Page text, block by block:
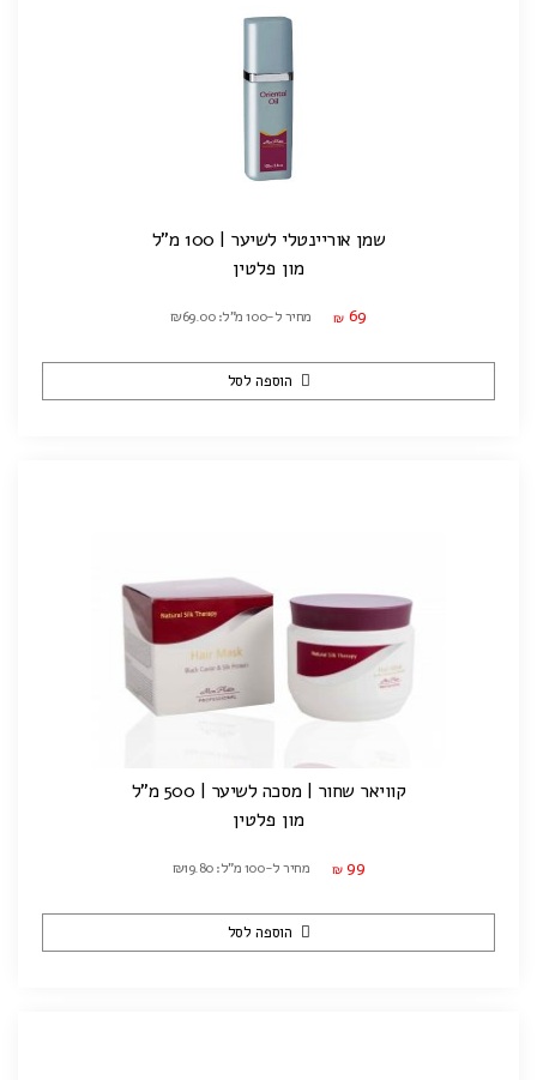
שמן אוריינטלי לשיער | 100 מ"ל
מון פלטין
₪ 69 מחיר ל-100 מ"ל: ₪69.00
הוספה לסל
קוויאר שחור | מסכה לשיער | 500 מ"ל
מון פלטין
₪ 99 מחיר ל-100 מ"ל: ₪19.80
הוספה לסל